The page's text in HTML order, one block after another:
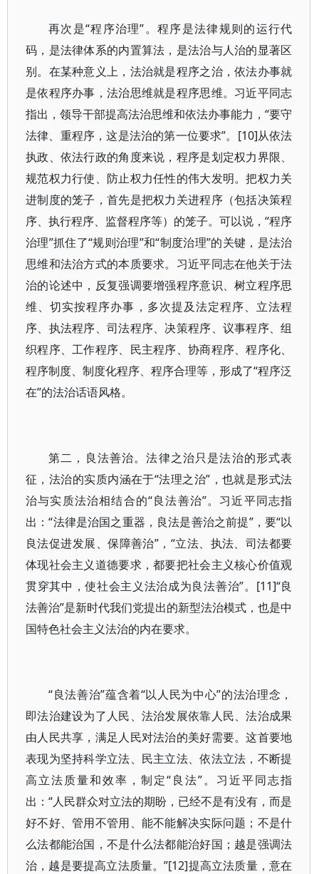
再次是“程序治理”。程序是法律规则的运行代
码，是法律体系的内置算法，是法治与人治的显著区
别。在某种意义上，法治就是程序之治，依法办事就
是依程序办事，法治思维就是程序思维。习近平同志
指出，领导干部提高法治思维和依法办事能力，“要守
法律、重程序，这是法治的第一位要求”。[10]从依法
执政、依法行政的角度来说，程序是划定权力界限、
规范权力行使、防止权力任性的伟大发明。把权力关
进制度的笼子，首先是把权力关进程序（包括决策程
序、执行程序、监督程序等）的笼子。可以说，“程序
治理”抓住了“规则治理”和“制度治理”的关键，是法治
思维和法治方式的本质要求。习近平同志在他关于法
治的论述中，反复强调要增强程序意识、树立程序思
维、切实按程序办事，多次提及法定程序、立法程
序、执法程序、司法程序、决策程序、议事程序、组
织程序、工作程序、民主程序、协商程序、程序化、
程序制度、制度化程序、程序合理等，形成了“程序泛
在”的法治话语风格。
第二，良法善治。法律之治只是法治的形式表
征，法治的实质内涵在于“法理之治”，也就是形式法
治与实质法治相结合的“良法善治”。习近平同志指
出：“法律是治国之重器，良法是善治之前提”，要“以
良法促进发展、保障善治”，“立法、执法、司法都要
体现社会主义道德要求，都要把社会主义核心价值观
贯穿其中，使社会主义法治成为良法善治”。[11]“良
法善治”是新时代我们党提出的新型法治模式，也是中
国特色社会主义法治的内在要求。
“良法善治”蕴含着“以人民为中心”的法治理念，
即法治建设为了人民、法治发展依靠人民、法治成果
由人民共享，满足人民对法治的美好需要。这首要地
表现为坚持科学立法、民主立法、依法立法，不断提
高立法质量和效率，制定“良法”。习近平同志指
出：“人民群众对立法的期盼，已经不是有没有，而是
好不好、管用不管用、能不能解决实际问题；不是什
么法都能治国，不是什么法都能治好国；越是强调法
治，越是要提高立法质量。”[12]提高立法质量，意在